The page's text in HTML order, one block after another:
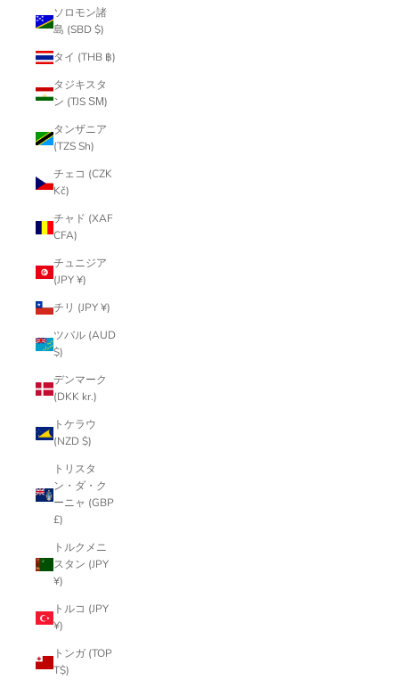
ソロモン諸
島 (SBD $)
タイ (THB ฿)
タジキスタ
ン (TJS ЅМ)
タンザニア
(TZS Sh)
チェコ (CZK
Kč)
チャド (XAF
CFA)
チュニジア
(JPY ¥)
チリ (JPY ¥)
ツバル (AUD
$)
デンマーク
(DKK kr.)
トケラウ
(NZD $)
トリスタ
ン・ダ・ク
ーニャ (GBP
£)
トルクメニ
スタン (JPY
¥)
トルコ (JPY
¥)
トンガ (TOP
T$)